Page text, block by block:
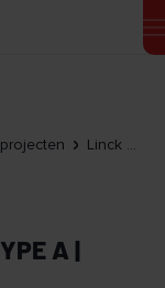
Linck Oss
A |